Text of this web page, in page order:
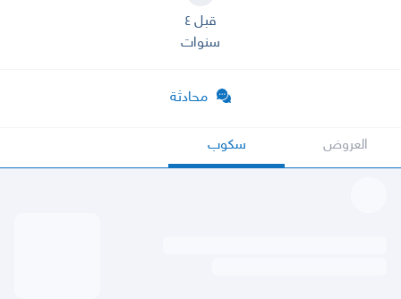
قبل ٤
سنوات
محادثة
العروض سكوب